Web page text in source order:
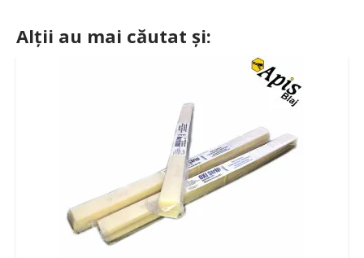
Alții au mai căutat și: